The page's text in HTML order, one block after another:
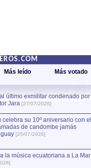
Más leído Más votado
último exmilitar condenado por
Jara [27/07/2026]
su 10º aniversario con el
de candombe jamás
[25/07/2026]
la música ecuatoriana a La Mar